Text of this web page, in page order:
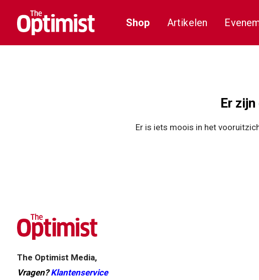
Shop Artikelen
Er
Er is iets moois in het
The Optimist Media,
Vragen? Klantenservice